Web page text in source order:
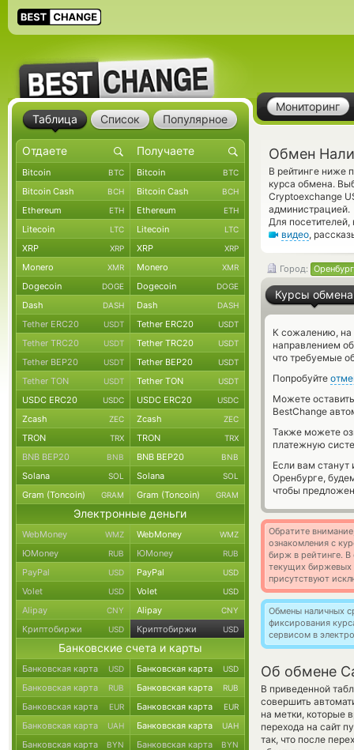
Мониторинг
Обмен
В рейтинге ниже
курса обмена.
Cryptoexchange
администрацией.
Для
видео,
Город: Оренбург
Курсы обмена
К сожалению, на
направлением
что требуемые
Попробуйте
Можете
BestChange
Также можете
платежную
Если вам
Оренбурге,
чтобы
Обратите
ознакомления с
бирж в рейтинге. В
текущих биржевых
присутствуют
Обмены наличных
фиксирования
сервисом в
Об обмене
В приведенной
совершить
на метки, которые
перехода на сайт
так, что после
Таблица Список Популярное
Bitcoin BTC Bitcoin BTC
Bitcoin Cash BCH Bitcoin Cash BCH
Ethereum ETH Ethereum ETH
Litecoin LTC Litecoin LTC
XRP XRP XRP XRP
Monero XMR Monero XMR
Dogecoin DOGE Dogecoin DOGE
Dash DASH Dash DASH
Tether ERC20 USDT Tether ERC20 USDT
Tether TRC20 USDT Tether TRC20 USDT
Tether BEP20 USDT Tether BEP20 USDT
Tether TON USDT Tether TON USDT
USDC ERC20 USDC USDC ERC20 USDC
Zcash ZEC Zcash ZEC
TRON TRX TRON TRX
BNB BEP20 BNB BNB BEP20 BNB
Solana SOL Solana SOL
Gram (Toncoin) GRAM Gram (Toncoin) GRAM
Электронные деньги
WebMoney WMZ WebMoney WMZ
ЮMoney RUB ЮMoney RUB
PayPal USD PayPal USD
Volet USD Volet USD
Alipay CNY Alipay CNY
Криптобиржи USD Криптобиржи USD
Банковские счета и карты
Банковская карта USD Банковская карта USD
Банковская карта RUB Банковская карта RUB
Банковская карта EUR Банковская карта EUR
Банковская карта UAH Банковская карта UAH
Банковская карта BYN Банковская карта BYN